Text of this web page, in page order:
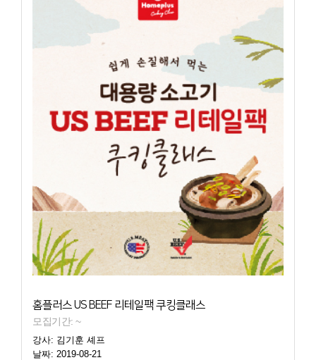
홈플러스 US BEEF 리테일팩 쿠킹클래스
모집기간: ~
강사: 김기훈 셰프
날짜: 2019-08-21